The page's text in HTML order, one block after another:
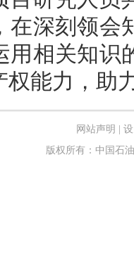
在深刻领会
用相关知识
权能力，助
网站声明
版权所有：中国石